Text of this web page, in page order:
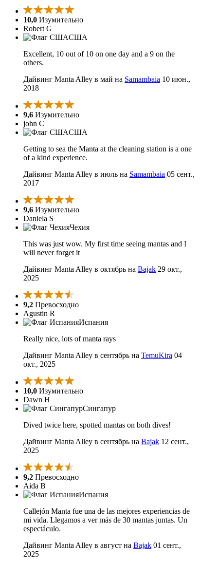
10,0 Изумительно
Robert G
США
Excellent, 10 out of 10 on one day and a 9 on the
others.
Дайвинг Manta Alley в май на Samambaia 10 июн.,
2018
9,6 Изумительно
john C
США
Getting to sea the Manta at the cleaning station is a one
of a kind experience.
Дайвинг Manta Alley в июль на Samambaia 05 сент.,
2017
9,6 Изумительно
Daniela S
Чехия
This was just wow. My first time seeing mantas and I
will never forget it
Дайвинг Manta Alley в октябрь на Bajak 29 окт.,
2025
9,2 Превосходно
Agustin R
Испания
Really nice, lots of manta rays
Дайвинг Manta Alley в сентябрь на TemuKira 04
окт., 2025
10,0 Изумительно
Dawn H
Сингапур
Dived twice here, spotted mantas on both dives!
Дайвинг Manta Alley в сентябрь на Bajak 12 сент.,
2025
9,2 Превосходно
Aida B
Испания
Callejón Manta fue una de las mejores experiencias de
mi vida. Llegamos a ver más de 30 mantas juntas. Un
espectáculo.
Дайвинг Manta Alley в август на Bajak 01 сент.,
2025